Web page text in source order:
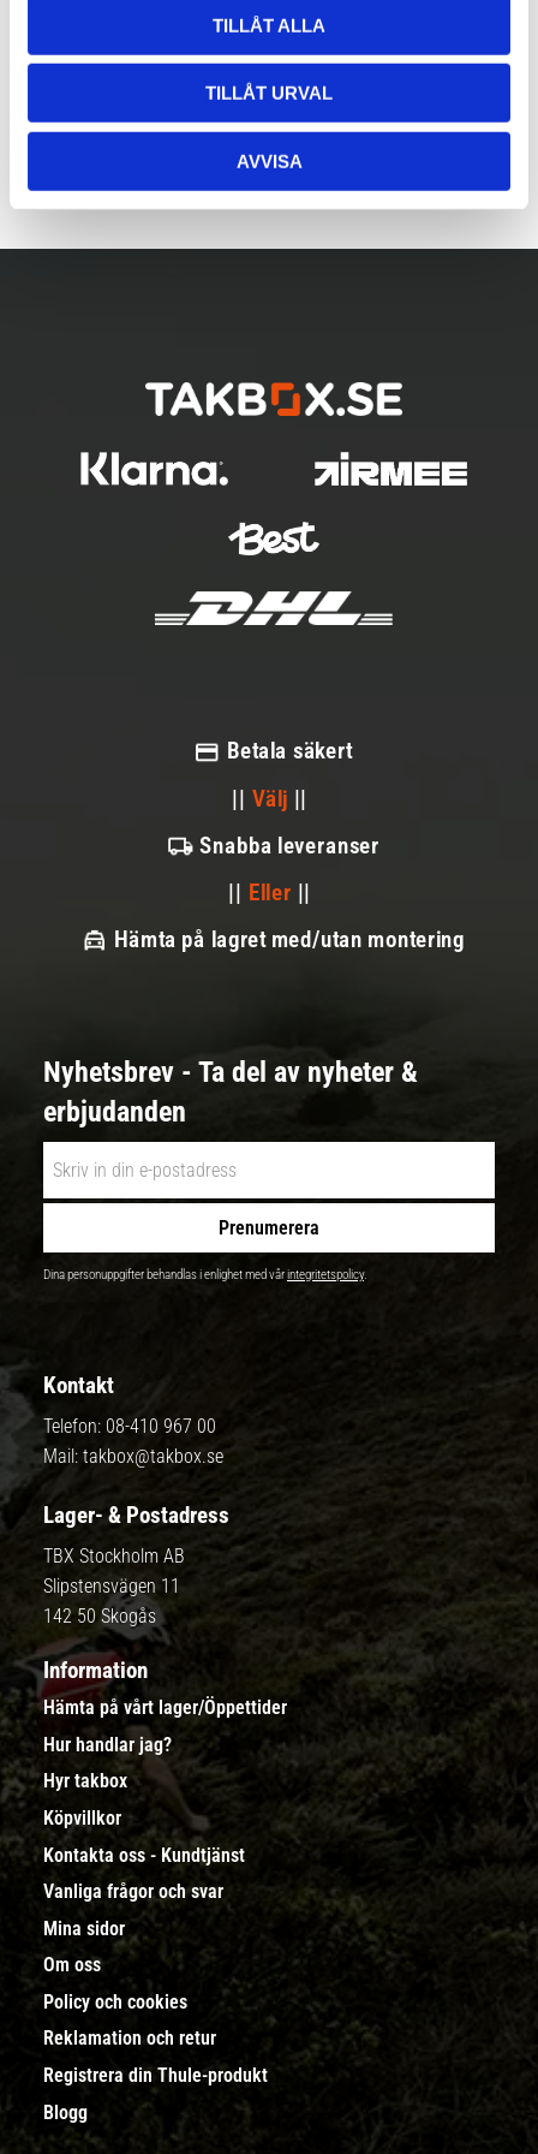
TILLÅT ALLA
TILLÅT URVAL
AVVISA
Betala säkert
|| Välj ||
Snabba leveranser
|| Eller ||
Hämta på lagret med/utan montering
Nyhetsbrev - Ta del av nyheter &
erbjudanden
Prenumerera
Dina personuppgifter behandlas i enlighet med vårintegritetspolicy.
Kontakt
Telefon: 08-410 967 00
Mail: takbox@takbox.se
Lager- & Postadress
TBX Stockholm AB
Slipstensvägen 11
142 50 Skogås
Information
Hämta på vårt lager/Öppettider
Hur handlar jag?
Hyr takbox
Köpvillkor
Kontakta oss - Kundtjänst
Vanliga frågor och svar
Mina sidor
Om oss
Policy och cookies
Reklamation och retur
Registrera din Thule-produkt
Blogg